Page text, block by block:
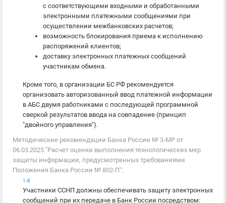
с соответствующими входными и обработанными
электронными платежными сообщениями при
осуществлении межбанковских расчетов;
возможность блокирования приема к исполнению
распоряжений клиентов;
доставку электронных платежных сообщений
участникам обмена.
Кроме того, в организации БС РФ рекомендуется
организовать авторизованный ввод платежной информации
в АБС двумя работниками с последующей программной
сверкой результатов ввода на совпадение (принцип
"двойного управления").
Методические рекомендации Банка России № 3-МР от
06.03.2025 "Расчет оценки выполнения технологических мер
защиты информации, предусмотренных требованиями
Положения Банка России № 802-П":
1-8
Участники ССНП должны обеспечивать защиту электронных
сообщений при их передаче в Банк России посредством: